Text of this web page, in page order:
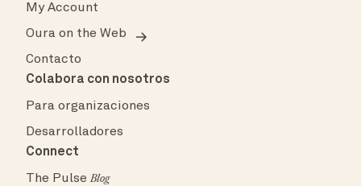
My Account
Oura on the Web
Contacto
Colabora con nosotros
Para organizaciones
Desarrolladores
Connect
The PulseBlog